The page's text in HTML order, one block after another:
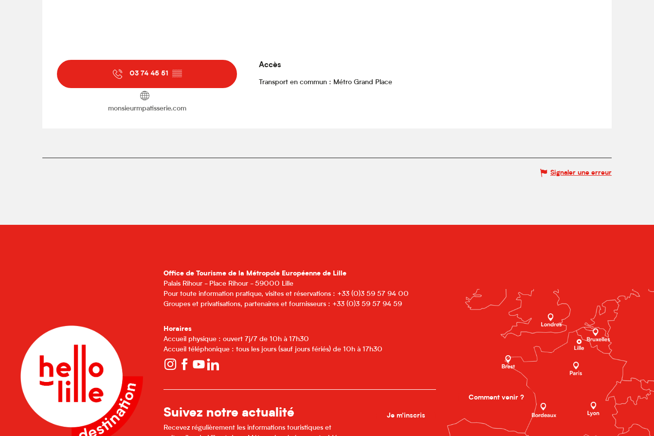
03 74 45 51 ▒▒
monsieurmpatisserie.com
Accès
Accès
Transport en commun : Métro Grand Place
Signaler une erreur
Office de Tourisme de la Métropole Européenne de Lille
Palais Rihour - Place Rihour - 59000 Lille
Pour toute information pratique, visites et réservations : +33 (0)3 59 57 94 00
Groupes et privatisations, partenaires et fournisseurs : +33 (0)3 59 57 94 59
Horaires
Accueil physique : ouvert 7j/7 de 10h à 17h30
Accueil téléphonique : tous les jours (sauf jours fériés) de 10h à 17h30
Suivez notre actualité
Recevez régulièrement les informations touristiques et
Je m'inscris
Comment venir ?